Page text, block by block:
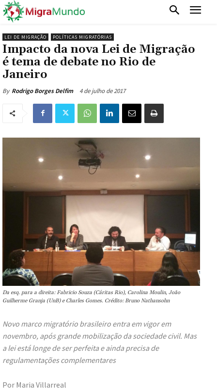
LEI DE MIGRAÇÃO POLÍTICAS MIGRATÓRIAS
Impacto da nova Lei de Migração
é tema de debate no Rio de
Janeiro
By Rodrigo Borges Delfim 4 de julho de 2017
Da esq. para a direita: Fabricio Souza (Cáritas Rio), Carolina Moulin, João
Guilherme Granja (UnB) e Charles Gomes. Crédito: Bruno Nathansohn
Novo marco migratório brasileiro entra em vigor em
novembro, após grande mobilização da sociedade civil. Mas
a lei está longe de ser perfeita e ainda precisa de
regulamentações complementares
Por Maria Villarreal